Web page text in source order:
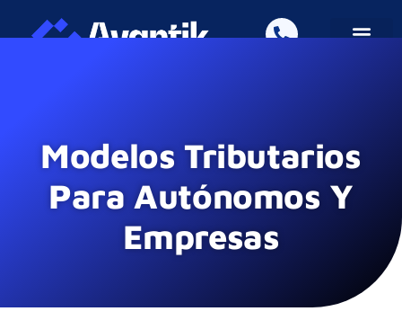
Modelos Tributarios
Para Autónomos Y
Empresas